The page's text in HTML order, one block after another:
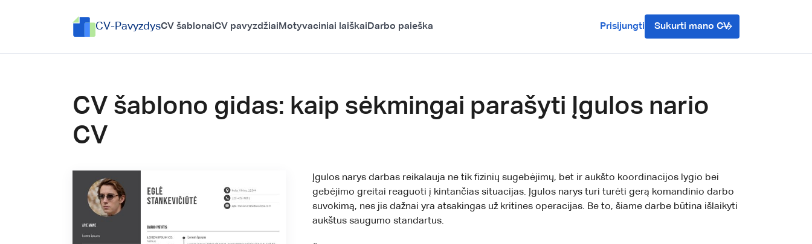
CV-PavyzdysCV šablonaiCV pavyzdžiai Motyvaciniai laiškai Darbo paieška Prisijungti Sukurti mano CV
CV šablono gidas: kaip sėkmingai parašyti Įgulos nario
CV
Įgulos narys darbas reikalauja ne tik fizinių sugebėjimų, bet ir aukšto koordinacijos lygio bei
gebėjimo greitai reaguoti į kintančias situacijas. Įgulos narys turi turėti gerą komandinio darbo
suvokimą, nes jis dažnai yra atsakingas už kritines operacijas. Be to, šiame darbe būtina išlaikyti
aukštus saugumo standartus.